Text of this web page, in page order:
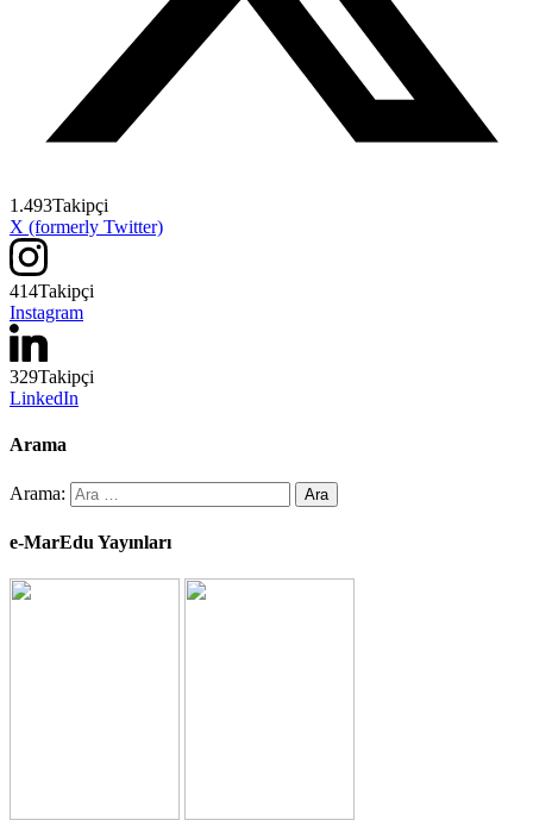
1.493Takipçi
X (formerly Twitter)
414Takipçi
Instagram
329Takipçi
LinkedIn
Arama
Arama:
e-MarEdu Yayınları